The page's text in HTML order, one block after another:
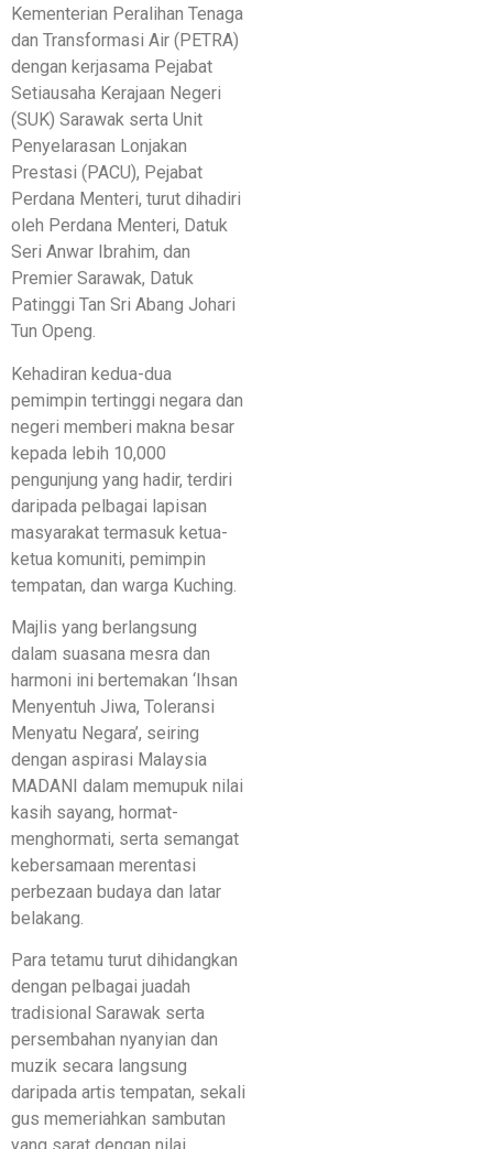
Kementerian Peralihan Tenaga
dan Transformasi Air (PETRA)
dengan kerjasama Pejabat
Setiausaha Kerajaan Negeri
(SUK) Sarawak serta Unit
Penyelarasan Lonjakan
Prestasi (PACU), Pejabat
Perdana Menteri, turut dihadiri
oleh Perdana Menteri, Datuk
Seri Anwar Ibrahim, dan
Premier Sarawak, Datuk
Patinggi Tan Sri Abang Johari
Tun Openg.
Kehadiran kedua-dua
pemimpin tertinggi negara dan
negeri memberi makna besar
kepada lebih 10,000
pengunjung yang hadir, terdiri
daripada pelbagai lapisan
masyarakat termasuk ketua-
ketua komuniti, pemimpin
tempatan, dan warga Kuching.
Majlis yang berlangsung
dalam suasana mesra dan
harmoni ini bertemakan ‘Ihsan
Menyentuh Jiwa, Toleransi
Menyatu Negara’, seiring
dengan aspirasi Malaysia
MADANI dalam memupuk nilai
kasih sayang, hormat-
menghormati, serta semangat
kebersamaan merentasi
perbezaan budaya dan latar
belakang.
Para tetamu turut dihidangkan
dengan pelbagai juadah
tradisional Sarawak serta
persembahan nyanyian dan
muzik secara langsung
daripada artis tempatan, sekali
gus memeriahkan sambutan